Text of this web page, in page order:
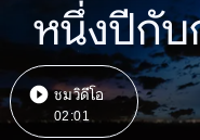
หนึ่งปีกับ
ชมวิดีโอ
02:01